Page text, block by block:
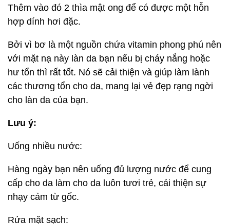
Thêm vào đó 2 thìa mật ong để có được một hỗn
hợp dính hơi đặc.
Bởi vì bơ là một nguồn chứa vitamin phong phú nên
với mặt nạ này làn da bạn nếu bị cháy nắng hoặc
hư tổn thì rất tốt. Nó sẽ cải thiện và giúp làm lành
các thương tổn cho da, mang lại vẻ đẹp rạng ngời
cho làn da của bạn.
Lưu ý:
Uống nhiều nước:
Hàng ngày bạn nên uống đủ lượng nước để cung
cấp cho da làm cho da luôn tươi trẻ, cải thiện sự
nhạy cảm từ gốc.
Rửa mặt sạch: